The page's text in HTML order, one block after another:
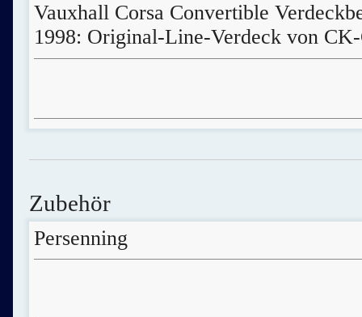
Vauxhall Corsa Convertible
1998: Original-Line-Verdeck von
Zubehör
Persenning